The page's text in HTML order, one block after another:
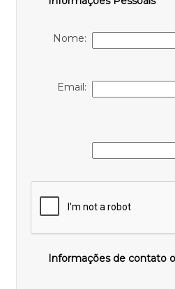
Nome:
Email:
Informações de contato